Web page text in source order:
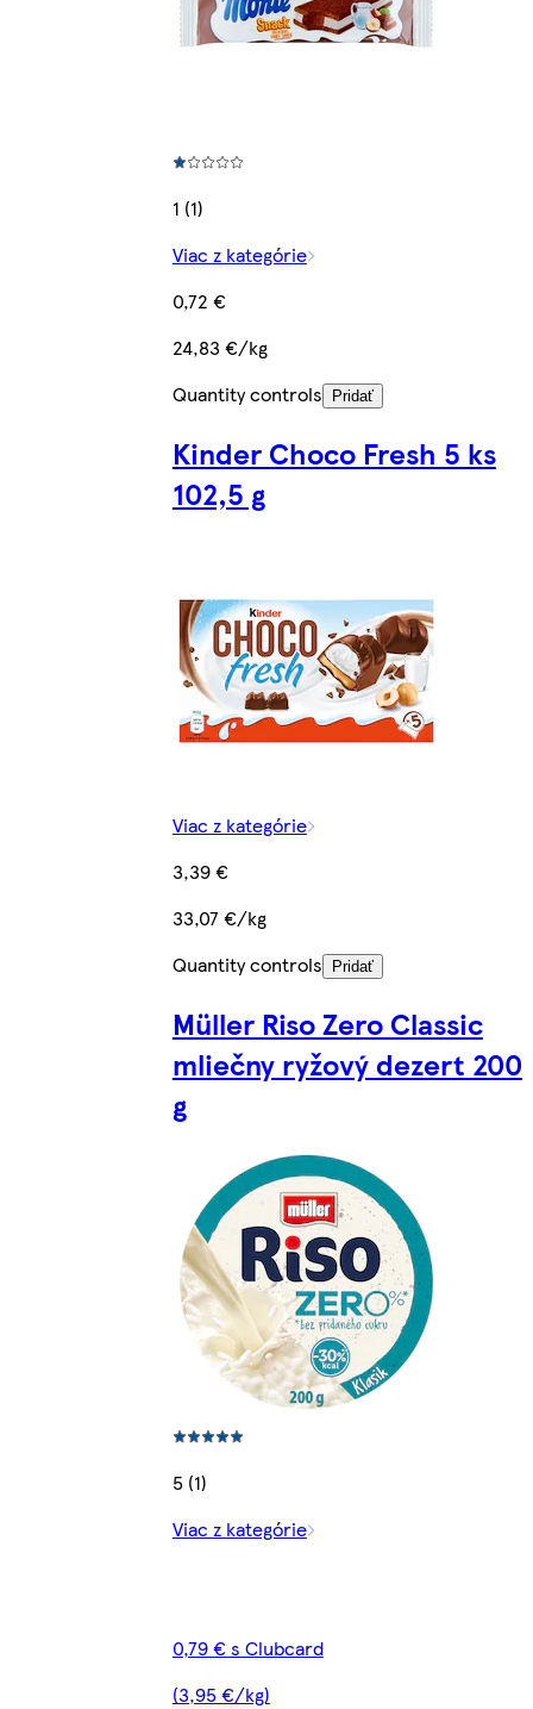
1 (1)
Viac z kategórie
0,72 €
24,83 €/kg
Quantity controls
Pridať
Kinder Choco Fresh 5 ks
102,5 g
Viac z kategórie
3,39 €
33,07 €/kg
Quantity controls
Pridať
Müller Riso Zero Classic
mliečny ryžový dezert 200
g
5 (1)
Viac z kategórie
0,79 € s Clubcard
(3,95 €/kg)